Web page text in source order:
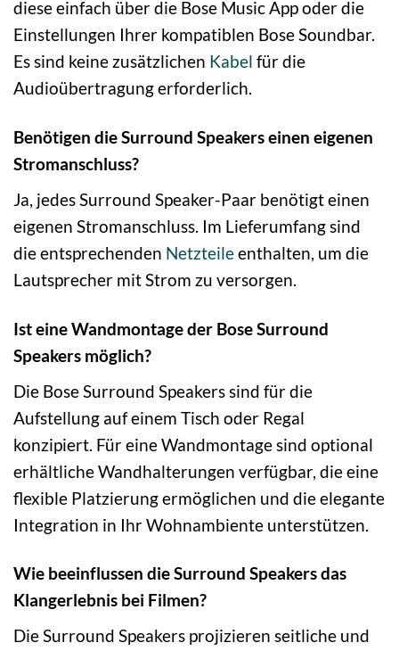
diese einfach über die Bose Music App oder die
Einstellungen Ihrer kompatiblen Bose Soundbar.
Es sind keine zusätzlichen Kabel für die
Audioübertragung erforderlich.
Benötigen die Surround Speakers einen eigenen
Stromanschluss?
Ja, jedes Surround Speaker-Paar benötigt einen
eigenen Stromanschluss. Im Lieferumfang sind
die entsprechenden Netzteileenthalten, um die
Lautsprecher mit Strom zu versorgen.
Ist eine Wandmontage der Bose Surround
Speakers möglich?
Die Bose Surround Speakers sind für die
Aufstellung auf einem Tisch oder Regal
konzipiert. Für eine Wandmontage sind optional
erhältliche Wandhalterungen verfügbar, die eine
flexible Platzierung ermöglichen und die elegante
Integration in Ihr Wohnambiente unterstützen.
Wie beeinflussen die Surround Speakers das
Klangerlebnis bei Filmen?
Die Surround Speakers projizieren seitliche und